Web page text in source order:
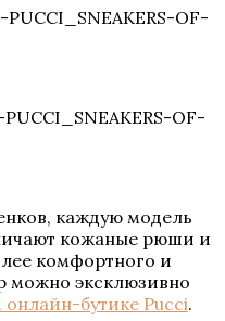
каждую модель
кожаные рюши и
комфортного и
можно эксклюзивно
бутике Pucci.